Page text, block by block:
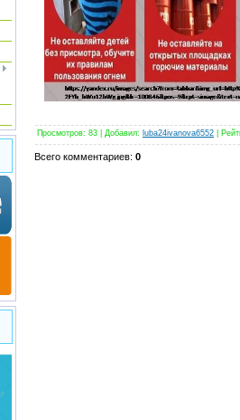
Просмотров: 83 Добавил: luba24ivanova6552
Всего комментариев: 0